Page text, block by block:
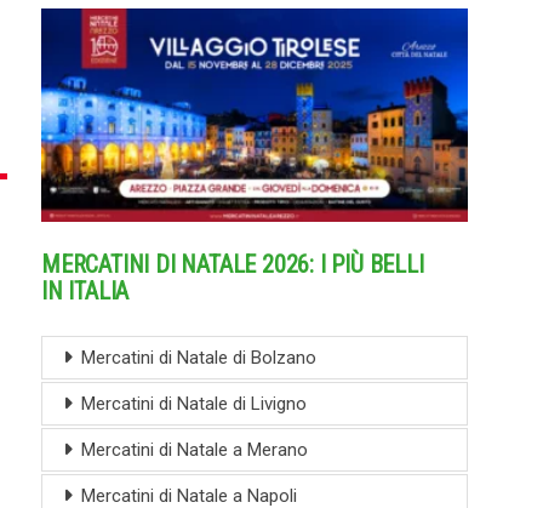
MERCATINI DI NATALE 2026: I PIÙ BELLI
IN ITALIA
Mercatini di Natale di Bolzano
Mercatini di Natale di Livigno
Mercatini di Natale a Merano
Mercatini di Natale a Napoli